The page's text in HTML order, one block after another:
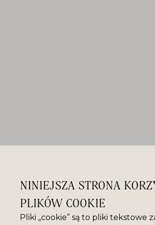
NINIEJSZA STRONA
PLIKÓW COOKIE
Pliki „cookie” są to pliki tekstowe